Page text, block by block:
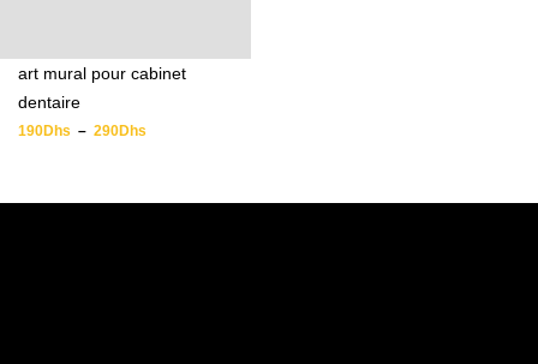
art mural pour cabinet
dentaire
190Dhs – 290Dhs